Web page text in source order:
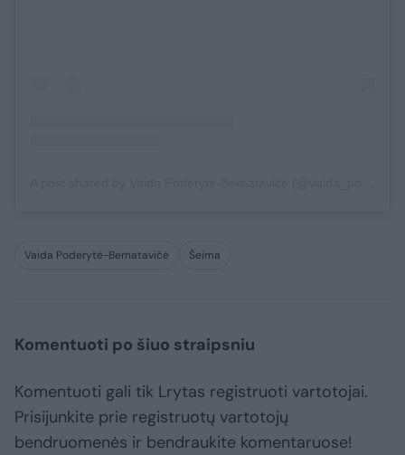
Vaida Poderytė-Bernatavičė Šeima
Komentuoti po šiuo straipsniu
Komentuoti gali tik Lrytas registruoti vartotojai.
Prisijunkite prie registruotų vartotojų
bendruomenės ir bendraukite komentaruose!